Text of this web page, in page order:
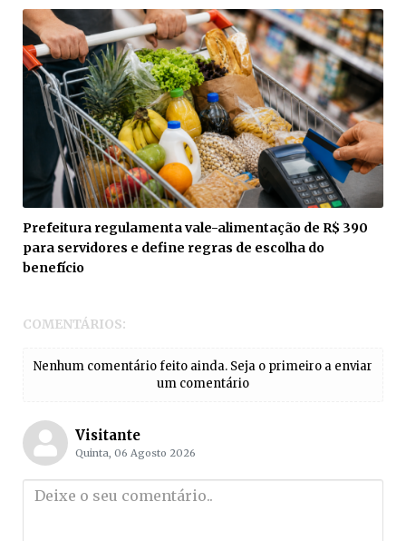
Prefeitura regulamenta vale-alimentação de R$ 390
para servidores e define regras de escolha do
benefício
COMENTÁRIOS:
Nenhum comentário feito ainda. Seja o primeiro a enviar
um comentário
Visitante
Quinta, 06 Agosto 2026